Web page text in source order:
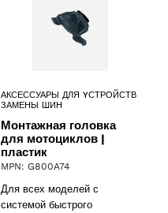
АКСЕССУАРЫ ДЛЯ YСТРОЙСТВ
ЗАМЕНЫ ШИН
Монтажная головка
для мотоциклов |
пластик
MPN: G800A74
Для всех моделей с
системой быстрого